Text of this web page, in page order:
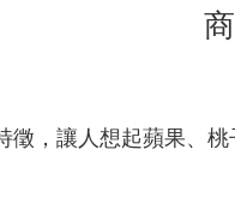
，讓人想起蘋果、